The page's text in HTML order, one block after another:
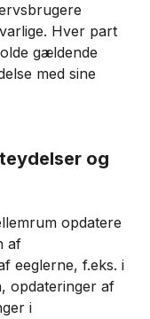
Hver part
gældende
med sine
og
opdatere
af
eeglerne, f.eks. i
opdateringer af
i